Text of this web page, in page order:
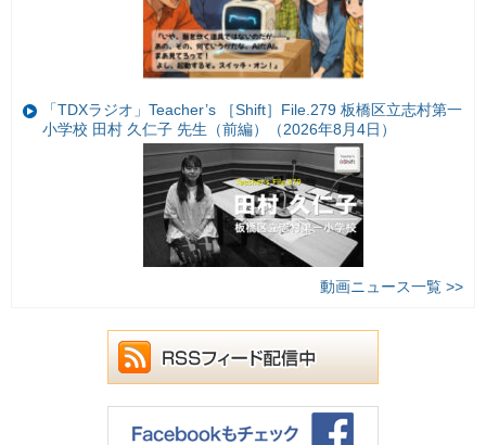
「TDXラジオ」Teacher’s ［Shift］File.279 板橋区立志村第一
小学校 田村 久仁子 先生（前編）（2026年8月4日）
動画ニュース一覧 >>